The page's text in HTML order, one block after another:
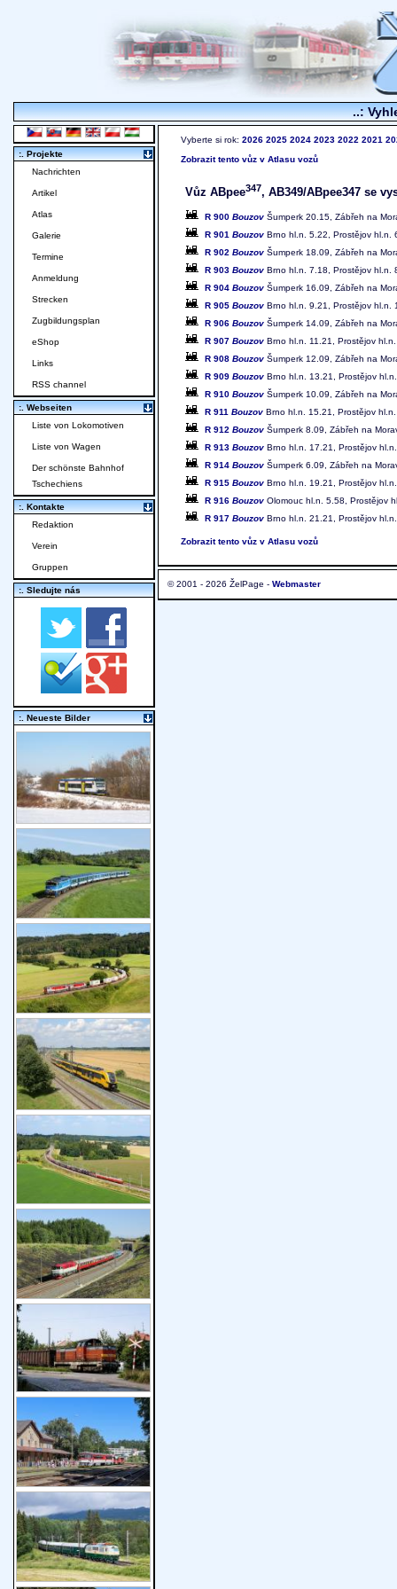
..:
Vyberte si rok: 2026 2025 2024 2023 2022 2021
Zobrazit tento vůz v Atlasu vozů
Vůz ABpee347, AB349/ABpee347 se
R 900 Bouzov Šumperk 20.15, Zábřeh na
R 901 Bouzov Brno hl.n. 5.22, Prostějov hl.n.
R 902 Bouzov Šumperk 18.09, Zábřeh na
R 903 Bouzov Brno hl.n. 7.18, Prostějov hl.n.
R 904 Bouzov Šumperk 16.09, Zábřeh na
R 905 Bouzov Brno hl.n. 9.21, Prostějov hl.n.
R 906 Bouzov Šumperk 14.09, Zábřeh na
R 907 Bouzov Brno hl.n. 11.21, Prostějov
R 908 Bouzov Šumperk 12.09, Zábřeh na
R 909 Bouzov Brno hl.n. 13.21, Prostějov
R 910 Bouzov Šumperk 10.09, Zábřeh na
R 911 Bouzov Brno hl.n. 15.21, Prostějov
R 912 Bouzov Šumperk 8.09, Zábřeh na
R 913 Bouzov Brno hl.n. 17.21, Prostějov
R 914 Bouzov Šumperk 6.09, Zábřeh na
R 915 Bouzov Brno hl.n. 19.21, Prostějov
R 916 Bouzov Olomouc hl.n. 5.58, Prostějov
R 917 Bouzov Brno hl.n. 21.21, Prostějov
Zobrazit tento vůz v Atlasu vozů
© 2001 - 2026 ŽelPage - Webmaster
:. Projekte
Nachrichten
Artikel
Atlas
Galerie
Termine
Anmeldung
Strecken
Zugbildungsplan
eShop
Links
RSS channel
:. Webseiten
Liste von Lokomotiven
Liste von Wagen
Der schönste Bahnhof
Tschechiens
:. Kontakte
Redaktion
Verein
Gruppen
:. Sledujte nás
:. Neueste Bilder